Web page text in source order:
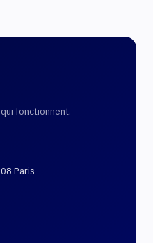
fonctionnent.
Paris
02